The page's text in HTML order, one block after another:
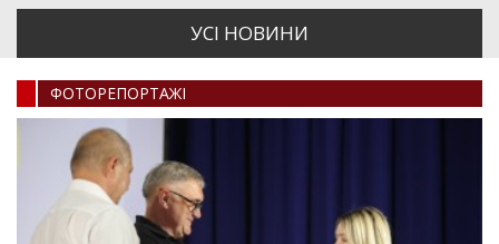
УСI НОВИНИ
ФОТОРЕПОРТАЖI